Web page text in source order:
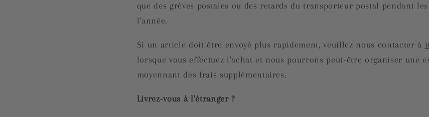
que des grèves postales ou des retards du transporteur postal pendant
l'année.
Si un article doit être envoyé plus rapidement, veuillez nous contacter à
lorsque vous effectuez l'achat et nous pourrons peut-être organiser une
moyennant des frais supplémentaires.
Livrez-vous à l'étranger ?